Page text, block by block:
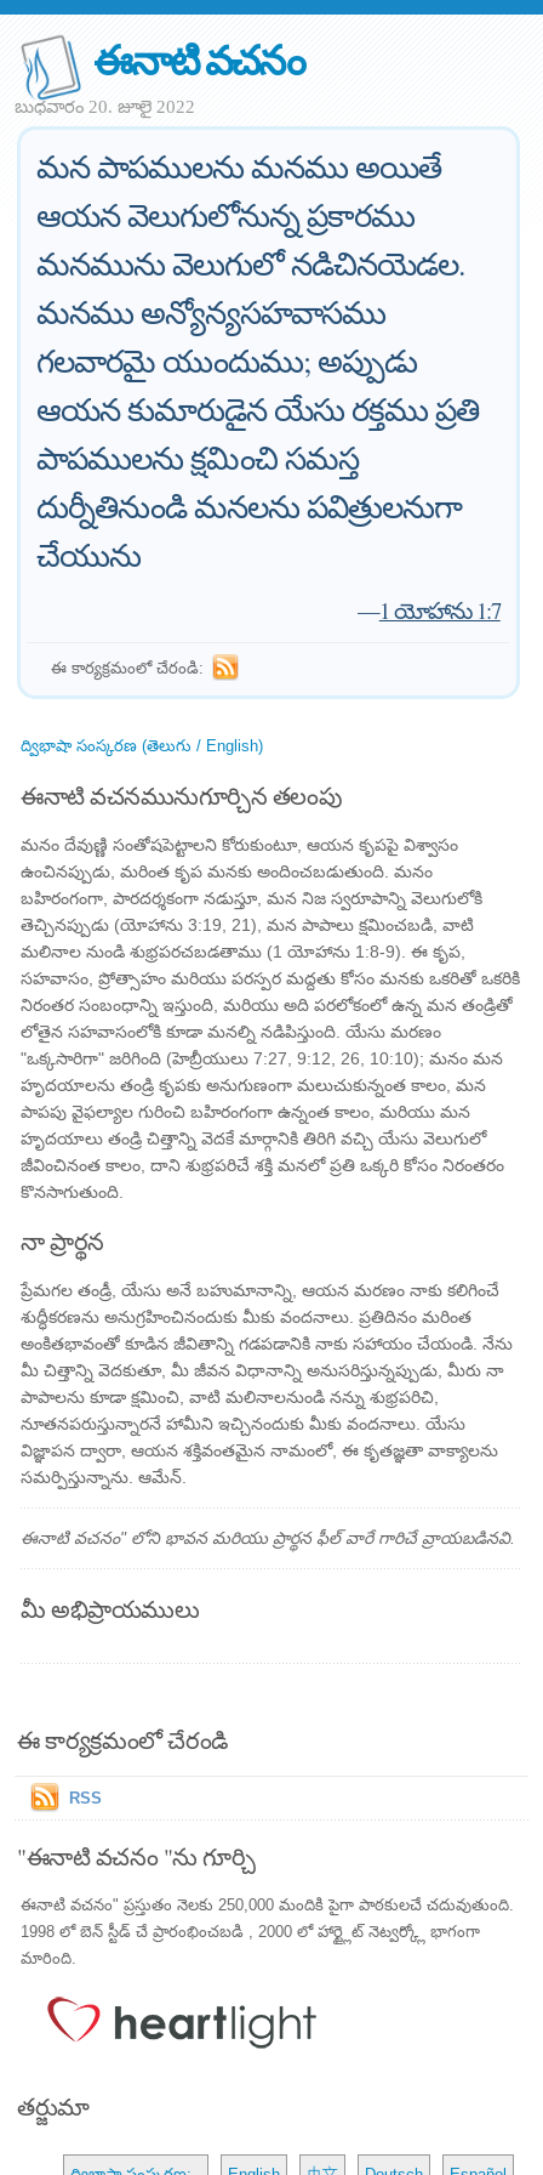
ఈనాటి వచనం
బుధవారం 20. జూలై 2022
మన పాపములను మనము అయితే
ఆయన వెలుగులోనున్న ప్రకారము
మనమును వెలుగులో నడిచినయెడల.
మనము అన్యోన్యసహవాసము
గలవారమై యుందుము; అప్పుడు
ఆయన కుమారుడైన యేసు రక్తము ప్రతి
పాపములను క్షమించి సమస్త
దుర్నీతినుండి మనలను పవిత్రులనుగా
చేయును
—1 యోహాను 1:7
ఈ కార్యక్రమంలో చేరండి:
ద్విభాషా సంస్కరణ (తెలుగు / English)
ఈనాటి వచనమునుగూర్చిన తలంపు
మనం దేవుణ్ణి సంతోషపెట్టాలని కోరుకుంటూ, ఆయన కృపపై విశ్వాసం
ఉంచినప్పుడు, మరింత కృప మనకు అందించబడుతుంది. మనం
బహిరంగంగా, పారదర్శకంగా నడుస్తూ, మన నిజ స్వరూపాన్ని వెలుగులోకి
తెచ్చినప్పుడు (యోహాను 3:19, 21), మన పాపాలు క్షమించబడి, వాటి
మలినాల నుండి శుభ్రపరచబడతాము (1 యోహాను 1:8-9). ఈ కృప,
సహవాసం, ప్రోత్సాహం మరియు పరస్పర మద్దతు కోసం మనకు ఒకరితో ఒకరికి
నిరంతర సంబంధాన్ని ఇస్తుంది, మరియు అది పరలోకంలో ఉన్న మన తండ్రితో
లోతైన సహవాసంలోకి కూడా మనల్ని నడిపిస్తుంది. యేసు మరణం
"ఒక్కసారిగా" జరిగింది (హెబ్రీయులు 7:27, 9:12, 26, 10:10); మనం మన
హృదయాలను తండ్రి కృపకు అనుగుణంగా మలుచుకున్నంత కాలం, మన
పాపపు వైఫల్యాల గురించి బహిరంగంగా ఉన్నంత కాలం, మరియు మన
హృదయాలు తండ్రి చిత్తాన్ని వెదకే మార్గానికి తిరిగి వచ్చి యేసు వెలుగులో
జీవించినంత కాలం, దాని శుభ్రపరిచే శక్తి మనలో ప్రతి ఒక్కరి కోసం నిరంతరం
కొనసాగుతుంది.
నా ప్రార్థన
ప్రేమగల తండ్రీ, యేసు అనే బహుమానాన్ని, ఆయన మరణం నాకు కలిగించే
శుద్ధీకరణను అనుగ్రహించినందుకు మీకు వందనాలు. ప్రతిదినం మరింత
అంకితభావంతో కూడిన జీవితాన్ని గడపడానికి నాకు సహాయం చేయండి. నేను
మీ చిత్తాన్ని వెదకుతూ, మీ జీవన విధానాన్ని అనుసరిస్తున్నప్పుడు, మీరు నా
పాపాలను కూడా క్షమించి, వాటి మలినాలనుండి నన్ను శుభ్రపరిచి,
నూతనపరుస్తున్నారనే హామీని ఇచ్చినందుకు మీకు వందనాలు. యేసు
విజ్ఞాపన ద్వారా, ఆయన శక్తివంతమైన నామంలో, ఈ కృతజ్ఞతా వాక్యాలను
సమర్పిస్తున్నాను. ఆమేన్.
ఈనాటి వచనం" లోని భావన మరియు ప్రార్థన ఫీల్ వారే గారిచే వ్రాయబడినవి.
మీ అభిప్రాయములు
ఈ కార్యక్రమంలో చేరండి
RSS
"ఈనాటి వచనం "ను గూర్చి
ఈనాటి వచనం" ప్రస్తుతం నెలకు 250,000 మందికి పైగా పాఠకులచే చదువుతుంది.
1998 లో బెన్ స్టీడ్ చే ప్రారంభించబడి , 2000 లో హార్ట్లైట్ నెట్వర్క్లో భాగంగా
మారింది.
తర్జుమా